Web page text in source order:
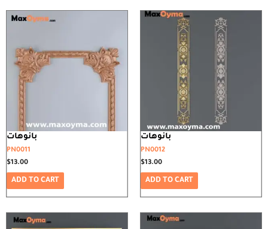
بانوهات
PN0011
$13.00
ADD TO CART
بانوهات
PN0012
$13.00
ADD TO CART